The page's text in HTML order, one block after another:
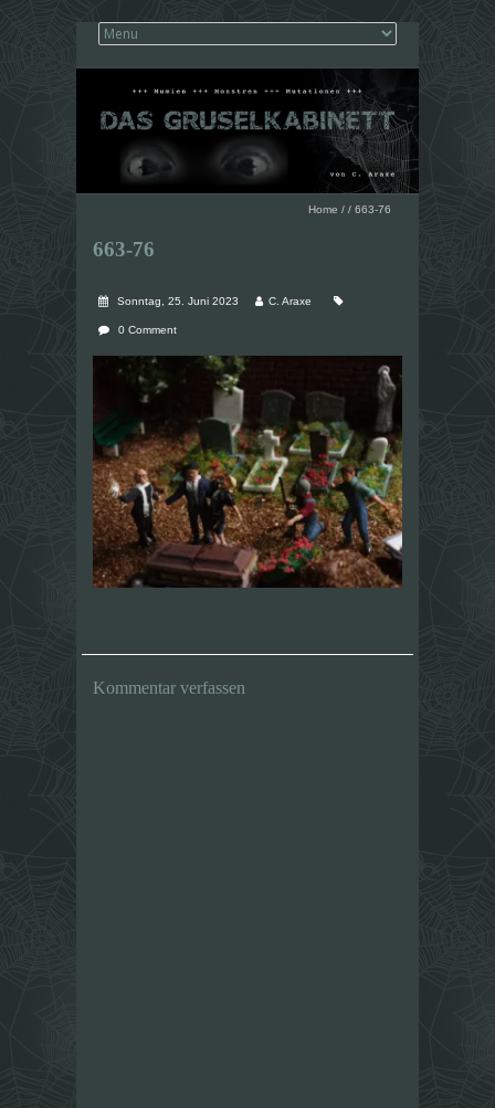
Home / / 663-76
663-76
Sonntag, 25. Juni 2023 C. Araxe
0 Comment
Kommentar verfassen